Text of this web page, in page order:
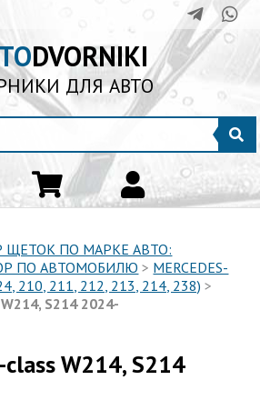
DVORNIKI
ДЛЯ АВТО
ЩЕТОК ПО МАРКЕ АВТО:
ПО АВТОМОБИЛЮ > MERCEDES-
210, 211, 212, 213, 214, 238) >
S214 2024-
class W214, S214